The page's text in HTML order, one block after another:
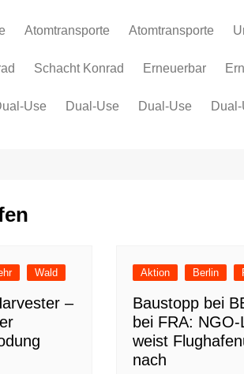
Atomtransporte Atomtransporte
Schacht Konrad Erneuerbar
Metall
Use Dual-Use Dual-Use
Wald
–
Aktion Berlin
Baustopp bei
bei FRA:
weist
nach